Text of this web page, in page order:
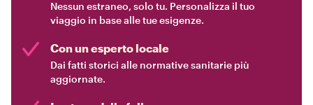
Nessun estraneo, solo tu. Personalizza il tuo
viaggio in base alle tue esigenze.
Con un esperto locale
Dai fatti storici alle normative sanitarie più
aggiornate.